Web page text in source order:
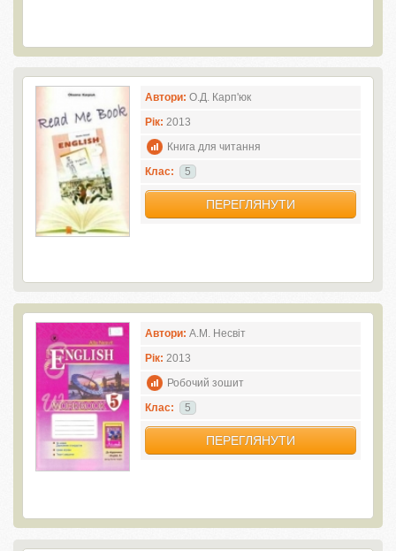
Автори: О.Д. Карп'юк
Рік: 2013
Книга для читання
Клас:
5
ПЕРЕГЛЯНУТИ
Автори: А.М. Несвіт
Рік: 2013
Робочий зошит
Клас:
5
ПЕРЕГЛЯНУТИ